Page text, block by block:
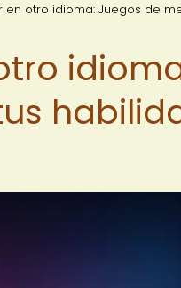
en otro idioma: Juegos de